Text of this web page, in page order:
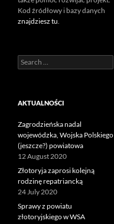
Kod źródłowy i bazy danych
znajdziesz tu.
Search
for:
AKTUALNOŚCI
Zagrodzieńska nadal
wojewódzka, Wojska Polskiego
(jeszcze?) powiatowa
12 August 2020
Złotoryja zaprosi kolejną
rodzinę repatriancką
24 July 2020
Sprawy z powiatu
złotoryjskiego w WSA